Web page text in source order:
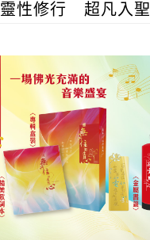
靈性修行 超凡入聖